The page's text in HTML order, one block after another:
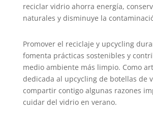
reciclar vidrio ahorra energía,
naturales y disminuye la
Promover el reciclaje y upcycling
fomenta prácticas sostenibles y
medio ambiente más limpio. Como
dedicada al upcycling de botellas de
compartir contigo algunas razones
cuidar del vidrio en verano.